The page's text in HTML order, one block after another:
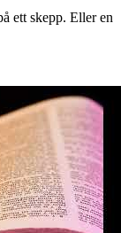
ett skepp. Eller en